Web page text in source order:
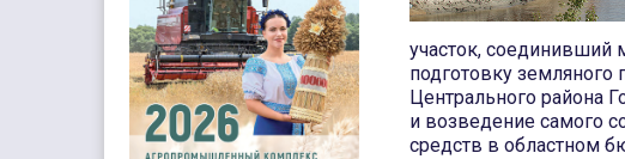
участок, соединивший
подготовку
Центрального района
и возведение самого
средств в областном